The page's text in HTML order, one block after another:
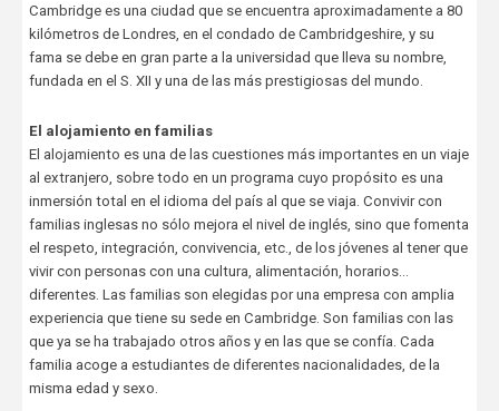
Cambridge es una ciudad que se encuentra aproximadamente a 80
kilómetros de Londres, en el condado de Cambridgeshire, y su
fama se debe en gran parte a la universidad que lleva su nombre,
fundada en el S. XII y una de las más prestigiosas del mundo.
El alojamiento en familias
El alojamiento es una de las cuestiones más importantes en un viaje
al extranjero, sobre todo en un programa cuyo propósito es una
inmersión total en el idioma del país al que se viaja. Convivir con
familias inglesas no sólo mejora el nivel de inglés, sino que fomenta
el respeto, integración, convivencia, etc., de los jóvenes al tener que
vivir con personas con una cultura, alimentación, horarios…
diferentes. Las familias son elegidas por una empresa con amplia
experiencia que tiene su sede en Cambridge. Son familias con las
que ya se ha trabajado otros años y en las que se confía. Cada
familia acoge a estudiantes de diferentes nacionalidades, de la
misma edad y sexo.